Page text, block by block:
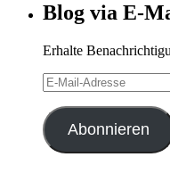
Blog via E-
Erhalte
E-
Mail-
Adresse
Abonnieren